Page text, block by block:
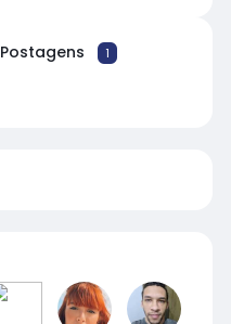
Postagens 1